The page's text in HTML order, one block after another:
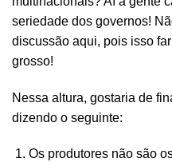
seriedade dos governos!
discussão aqui, pois isso
grosso!
Nessa altura, gostaria de
dizendo o seguinte:
Os produtores não são